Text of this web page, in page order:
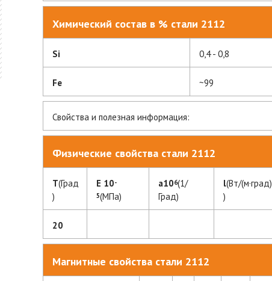
Химический состав в % стали 2112
Si 0,4 - 0,8
Fe ~99
Свойства и полезная информация:
Физические свойства стали 2112
T(Град
)
E 10-
5(МПа)
a106(1/
Град)
l(Вт/(м·град)
)
20
Магнитные свойства стали 2112